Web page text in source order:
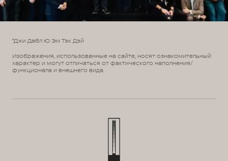
¹Джи Дабл Ю Эм Тэк Дэй
Изображения, использованные на сайте, носят ознакомительный
характер и могут отличаться от фактического наполнения/
функционала и внешнего вида.